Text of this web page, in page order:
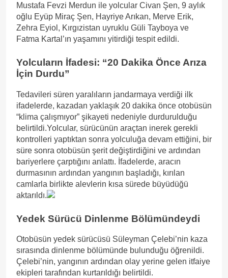
Mustafa Fevzi Merdun ile yolcular Civan Şen, 9 aylık
oğlu Eyüp Miraç Şen, Hayriye Arıkan, Merve Erik,
Zehra Eyiol, Kırgızistan uyruklu Güli Tayboya ve
Fatma Kartal’ın yaşamını yitirdiği tespit edildi.
Yolcuların İfadesi: “20 Dakika Önce Arıza
İçin Durdu”
Tedavileri süren yaralıların jandarmaya verdiği ilk
ifadelerde, kazadan yaklaşık 20 dakika önce otobüsün
“klima çalışmıyor” şikayeti nedeniyle durdurulduğu
belirtildi.Yolcular, sürücünün araçtan inerek gerekli
kontrolleri yaptıktan sonra yolculuğa devam ettiğini, bir
süre sonra otobüsün şerit değiştirdiğini ve ardından
bariyerlere çarptığını anlattı. İfadelerde, aracın
durmasının ardından yangının başladığı, kırılan
camlarla birlikte alevlerin kısa sürede büyüdüğü
aktarıldı.
Yedek Sürücü Dinlenme Bölümündeydi
Otobüsün yedek sürücüsü Süleyman Çelebi’nin kaza
sırasında dinlenme bölümünde bulunduğu öğrenildi.
Çelebi’nin, yangının ardından olay yerine gelen itfaiye
ekipleri tarafından kurtarıldığı belirtildi.